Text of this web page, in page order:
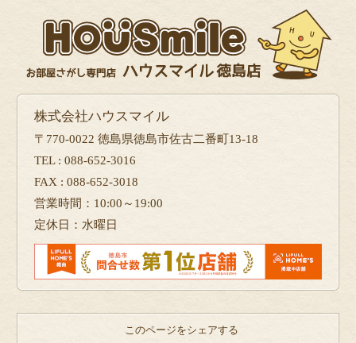
株式会社ハウスマイル
〒770-0022 徳島県徳島市佐古二番町13-18
TEL : 088-652-3016
FAX : 088-652-3018
営業時間：10:00～19:00
定休日：水曜日
このページをシェアする